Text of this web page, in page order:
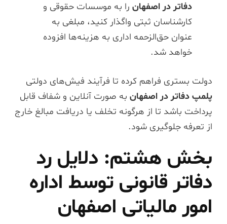
دفاتر در اصفهانرا به موسسات حقوقی و
کارشناسان ثبتی واگذار کنید، مبلغی به
عنوان حق‌الزحمه اداری به هزینه‌ها افزوده
خواهد شد.
دولت بستری فراهم کرده تا فرآیند فیش‌های دولتی
پلمپ دفاتر در اصفهانبه صورت آنلاین و شفاف قابل
پرداخت باشد تا از هرگونه تخلف یا دریافت مبالغ خارج
از تعرفه جلوگیری شود.
بخش هشتم: دلایل رد
دفاتر قانونی توسط اداره
امور مالیاتی اصفهان